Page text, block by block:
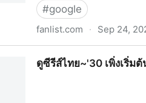
#google
fanlist.com · Sep 24,
ดูซีรีส์ไทย~'30 เพิ่งเริ่ม